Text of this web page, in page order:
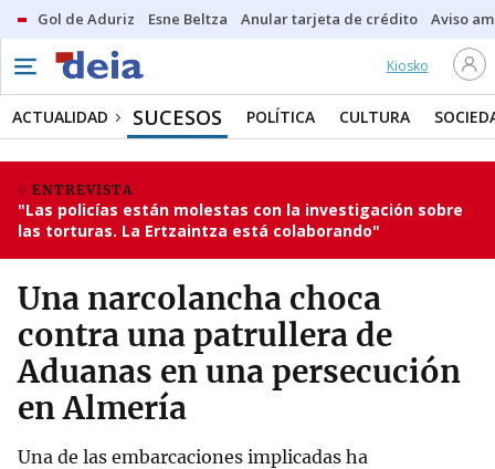
Gol de Aduriz Esne Beltza Anular tarjeta de crédito Aviso
Kiosko
ACTUALIDAD SUCESOS POLÍTICA CULTURA
ENTREVISTA
"Las policías están molestas con la investigación sobre
las torturas. La Ertzaintza está colaborando"
Una narcolancha choca
contra una patrullera de
Aduanas en una persecución
en Almería
Una de las embarcaciones implicadas ha